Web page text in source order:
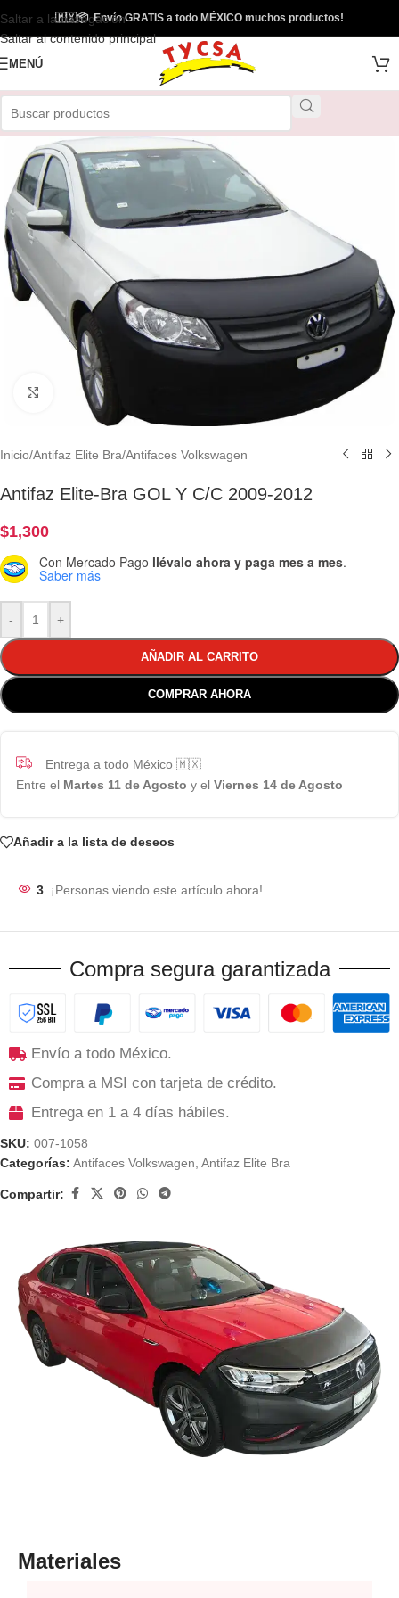
Saltar a la navegación
Saltar al contenido principal
🇲🇽📦Envío GRATIS a todo MÉXICO muchos productos!
MENÚ
Clic para ampliar
Inicio/Antifaz Elite Bra/Antifaces Volkswagen
Antifaz Elite-Bra GOL Y C/C 2009-2012
$1,300
Con Mercado Pago llévalo ahora y paga mes a mes.
Saber más
- +
AÑADIR AL CARRITO
COMPRAR AHORA
Entrega a todo México 🇲🇽
Entre el Martes 11 de Agosto y el Viernes 14 de Agosto
Añadir a la lista de deseos
3 ¡Personas viendo este artículo ahora!
Compra segura garantizada
Envío a todo México.
Compra a MSI con tarjeta de crédito.
Entrega en 1 a 4 días hábiles.
SKU: 007-1058
Categorías: Antifaces Volkswagen, Antifaz Elite Bra
Compartir:
Materiales